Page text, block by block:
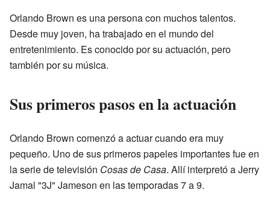
Orlando Brown es una persona con muchos talentos.
Desde muy joven, ha trabajado en el mundo del
entretenimiento. Es conocido por su actuación, pero
también por su música.
Sus primeros pasos en la actuación
Orlando Brown comenzó a actuar cuando era muy
pequeño. Uno de sus primeros papeles importantes fue en
la serie de televisión Cosas de Casa. Allí interpretó a Jerry
Jamal "3J" Jameson en las temporadas 7 a 9.